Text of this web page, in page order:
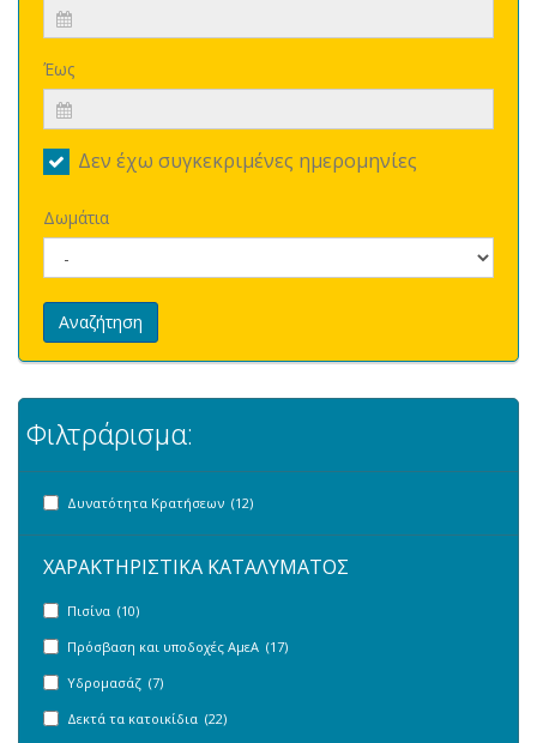
Έως
Δεν έχω συγκεκριμένες ημερομηνίες
Δωμάτια
Αναζήτηση
Φιλτράρισμα:
Δυνατότητα Κρατήσεων (12)
ΧΑΡΑΚΤΗΡΙΣΤΙΚΑ ΚΑΤΑΛΥΜΑΤΟΣ
Πισίνα (10)
Πρόσβαση και υποδοχές ΑμεΑ (17)
Υδρομασάζ (7)
Δεκτά τα κατοικίδια (22)